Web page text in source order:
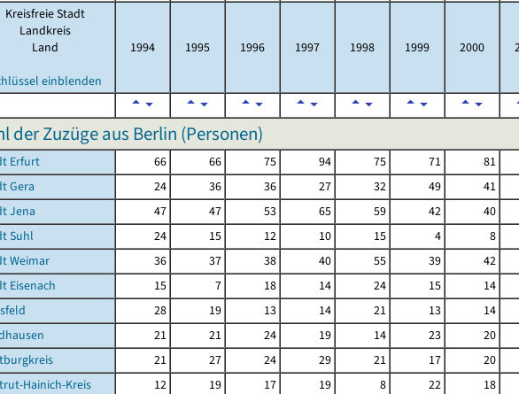
Kreisfreie Stadt
Landkreis
Land
einblenden
1994 1995 1996 1997 1998 1999 2000
der Zuzüge aus Berlin (Personen)
Erfurt 66 66 75 94 75 71 81
Gera
24 36 36 27 32 49 41
Jena
47 47 53 65 59 42 40
Suhl
24 15 12 10 15 4 8
Weimar
36 37 38 40 55 39 42
Eisenach
15 7 18 14 24 15 14
28 19 13 14 21 13 14
21 21 24 19 14 23 20
21 27 24 29 21 17 20
Hainich-Kreis
12 19 17 19 8 22 18